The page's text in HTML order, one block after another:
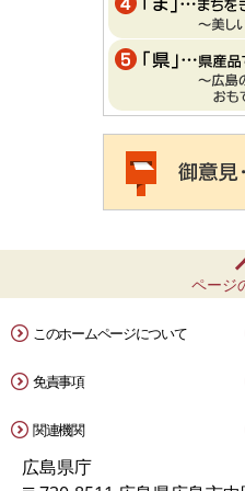
ページ
このホームページについて
免責事項
関連機関
広島県庁